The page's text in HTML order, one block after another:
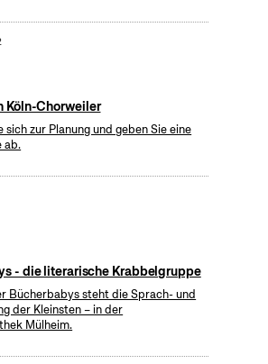
Köln-Chorweiler
sich zur Planung und geben Sie eine
ab.
- die literarische Krabbelgruppe
Bücherbabys steht die Sprach- und
der Kleinsten – in der
Mülheim.